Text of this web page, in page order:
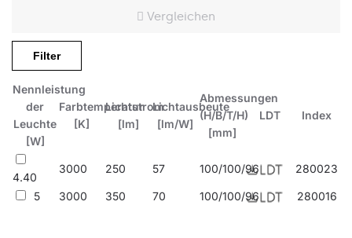
Eine Außenleuchte, die für die effektvolle Beleuchtung von
Fassaden sowie für die Gestaltung einzigartiger
Lichtarrangements und -effekte an Gebäudefassaden
perfekt in den Stil fast jedes Gebäudes ein und stellt eine
attraktive dekorative Lösung dar, die die Architektur des
beleuchteten Bauwerks subtil oder dynamisch unterstreicht. Sie
eignet sich ideal sowohl für moderne Wohngebäude als auch
für Fassaden von Gewerbe- oder Bürogebäuden.
Vergleichen
Filter
Nennleistung
der
Leuchte
[W]
Farbtemperatur
[K]
Lichtstrom
[lm]
Lichtausbeute
[lm/W]
Abmessungen
(H/B/T/H)
[mm]
LDT Index
4.40
3000 250 57 100/100/96 280023
5 3000 350 70 100/100/96 280016